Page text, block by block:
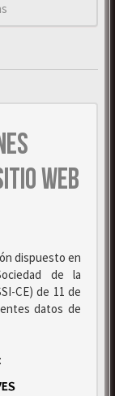
WEB
dispuesto en
de la
CE) de 11 de
datos de